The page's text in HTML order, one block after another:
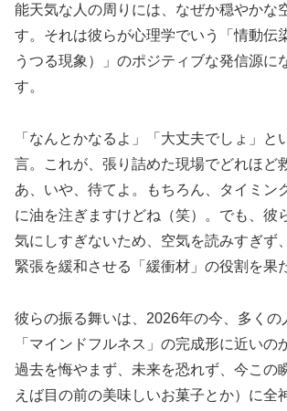
能天気な人の周りには、なぜか穏やかな
す。それは彼らが心理学でいう「情動伝
うつる現象）
」のポジティブな発信源に
す。
「なんとかなるよ」「大丈夫でしょ」と
言。これが、張り詰めた現場でどれほど
あ、いや、待てよ。もちろん、タイミン
に油を注ぎますけどね（笑）。でも、彼
気にしすぎないため、空気を読みすぎず
緊張を緩和させる「緩衝材」の役割を果
彼らの振る舞いは、2026年の今、多くの
「マインドフルネス」の完成形に近いの
過去を悔やまず、未来を恐れず、今この
えば目の前の美味しいお菓子とか）に全